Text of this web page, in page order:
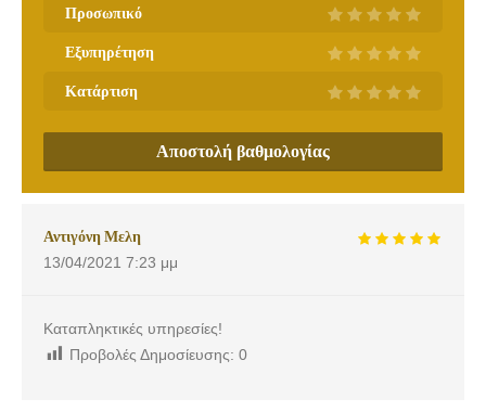
Προσωπικό
Εξυπηρέτηση
Κατάρτιση
Αποστολή βαθμολογίας
Αντιγόνη Μελη
13/04/2021 7:23 μμ
Καταπληκτικές υπηρεσίες!
Προβολές Δημοσίευσης: 0